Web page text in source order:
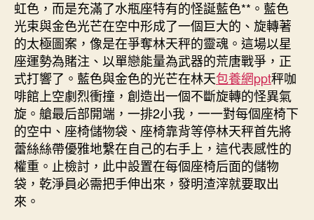
虹色，而是充滿了水瓶座特有的怪誕藍色**。藍色
光束與金色光芒在空中形成了一個巨大的、旋轉著
的太極圖案，像是在爭奪林天秤的靈魂。這場以星
座運勢為賭注、以單戀能量為武器的荒唐戰爭，正
式打響了。藍色與金色的光芒在林天包養網ppt秤咖
啡館上空劇烈衝撞，創造出一個不斷旋轉的怪異氣
旋。艙最后部開端，一排2小我，一一對每個座椅下
的空中、座椅儲物袋、座椅靠背等停林天秤首先將
蕾絲絲帶優雅地繫在自己的右手上，這代表感性的
權重。止檢討，此中設置在每個座椅后面的儲物
袋，乾淨員必需把手伸出來，發明渣滓就要取出
來。